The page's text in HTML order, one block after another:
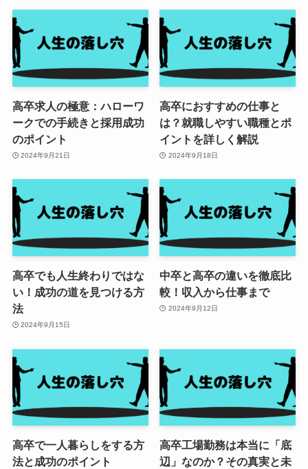
高卒求人の極意：ハローワ
ークでの手続きと採用成功
のポイント
2024年9月21日
高卒におすすめの仕事と
は？就職しやすい職種とポ
イントを詳しく解説
2024年9月18日
高卒でも人生終わりではな
い！成功の道を見つける方
法
2024年9月15日
中卒と高卒の違いを徹底比
較！収入から仕事まで
2024年9月12日
高卒で一人暮らしをする方
法と成功のポイント
高卒工場勤務は本当に「底
辺」なのか？その真実と未